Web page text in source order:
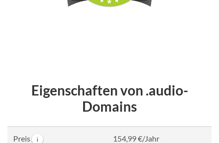
Eigenschaften von .audio-
Domains
Preis i 154,99 €/Jahr